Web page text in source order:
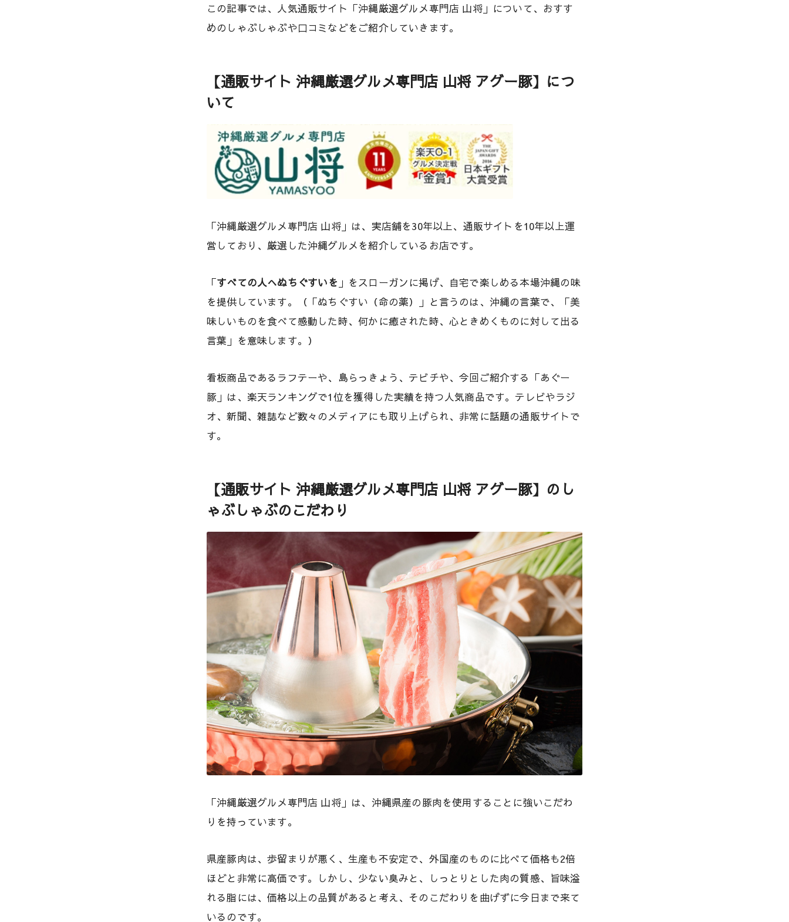
この記事では、人気通販サイト「沖縄厳選グルメ専門店 山将」について、おすす
めのしゃぶしゃぶや口コミなどをご紹介していきます。
【通販サイト 沖縄厳選グルメ専門店 山将 アグー豚】につ
いて
「沖縄厳選グルメ専門店 山将」は、実店舗を30年以上、通販サイトを10年以上運
営しており、厳選した沖縄グルメを紹介しているお店です。
「すべての人へぬちぐすいを 」をスローガンに掲げ、自宅で楽しめる本場沖縄の味
を提供しています。（「ぬちぐすい（命の薬）」と言うのは、沖縄の言葉で、「美
味しいものを食べて感動した時、何かに癒された時、心ときめくものに対して出る
言葉」を意味します。）
看板商品であるラフテーや、島らっきょう、テビチや、今回ご紹介する「あぐー
豚」は、楽天ランキングで1位を獲得した実績を持つ人気商品です。テレビやラジ
オ、新聞、雑誌など数々のメディアにも取り上げられ、非常に話題の通販サイトで
す。
【通販サイト 沖縄厳選グルメ専門店 山将 アグー豚】のし
ゃぶしゃぶのこだわり
「沖縄厳選グルメ専門店 山将」は、沖縄県産の豚肉を使用することに強いこだわ
りを持っています。
県産豚肉は、歩留まりが悪く、生産も不安定で、外国産のものに比べて価格も2倍
ほどと非常に高価です。しかし、少ない臭みと、しっとりとした肉の質感、旨味溢
れる脂には、価格以上の品質があると考え、そのこだわりを曲げずに今日まで来て
いるのです。